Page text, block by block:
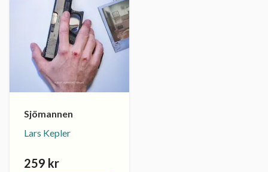
Sjömannen
Lars Kepler
259 kr